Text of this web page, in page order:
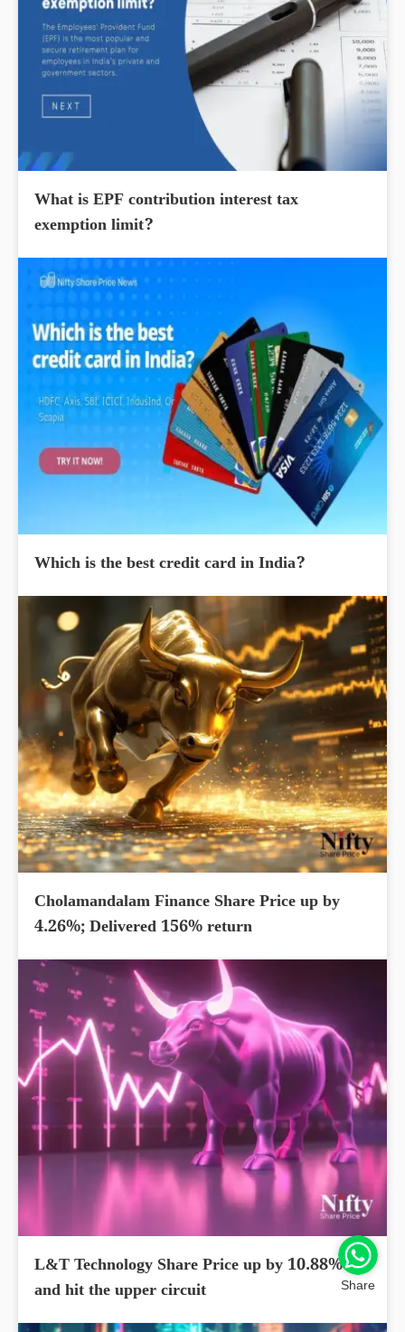
What is EPF contribution interest tax
exemption limit?
Which is the best credit card in India?
Cholamandalam Finance Share Price up by
4.26%; Delivered 156% return
L&T Technology Share Price up by 10.88%
and hit the upper circuit
Share